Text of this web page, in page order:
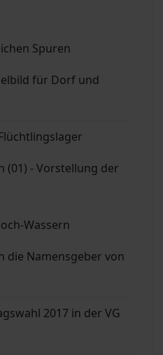
Spuren
für Dorf und
(01) - Vorstellung der
Wassern
die Namensgeber von
2017 in der VG